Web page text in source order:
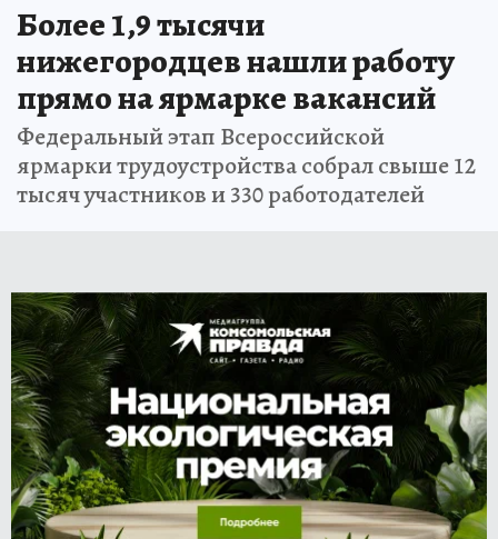
Более 1,9 тысячи
нижегородцев нашли работу
прямо на ярмарке вакансий
Федеральный этап Всероссийской
ярмарки трудоустройства собрал свыше 12
тысяч участников и 330 работодателей